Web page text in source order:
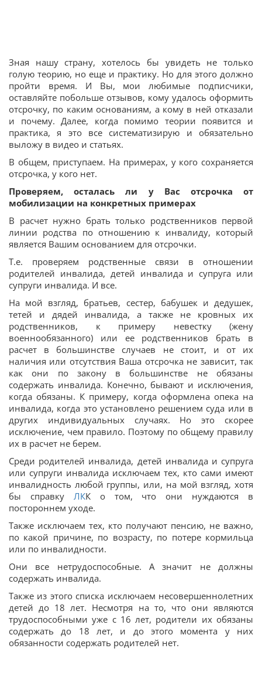
Зная нашу страну, хотелось бы увидеть не только
голую теорию, но еще и практику. Но для этого должно
пройти время. И Вы, мои любимые подписчики,
оставляйте побольше отзывов, кому удалось оформить
отсрочку, по каким основаниям, а кому в ней отказали
и почему. Далее, когда помимо теории появится и
практика, я это все систематизирую и обязательно
выложу в видео и статьях.
В общем, приступаем. На примерах, у кого сохраняется
отсрочка, у кого нет.
Проверяем, осталась ли у Вас отсрочка от
мобилизации на конкретных примерах
В расчет нужно брать только родственников первой
линии родства по отношению к инвалиду, который
является Вашим основанием для отсрочки.
Т.е. проверяем родственные связи в отношении
родителей инвалида, детей инвалида и супруга или
супруги инвалида. И все.
На мой взгляд, братьев, сестер, бабушек и дедушек,
тетей и дядей инвалида, а также не кровных их
родственников, к примеру невестку (жену
военнообязанного) или ее родственников брать в
расчет в большинстве случаев не стоит, и от их
наличия или отсутствия Ваша отсрочка не зависит, так
как они по закону в большинстве не обязаны
содержать инвалида. Конечно, бывают и исключения,
когда обязаны. К примеру, когда оформлена опека на
инвалида, когда это установлено решением суда или в
других индивидуальных случаях. Но это скорее
исключение, чем правило. Поэтому по общему правилу
их в расчет не берем.
Среди родителей инвалида, детей инвалида и супруга
или супруги инвалида исключаем тех, кто сами имеют
инвалидность любой группы, или, на мой взгляд, хотя
бы справку ЛКК о том, что они нуждаются в
постороннем уходе.
Также исключаем тех, кто получают пенсию, не важно,
по какой причине, по возрасту, по потере кормильца
или по инвалидности.
Они все нетрудоспособные. А значит не должны
содержать инвалида.
Также из этого списка исключаем несовершеннолетних
детей до 18 лет. Несмотря на то, что они являются
трудоспособными уже с 16 лет, родители их обязаны
содержать до 18 лет, и до этого момента у них
обязанности содержать родителей нет.